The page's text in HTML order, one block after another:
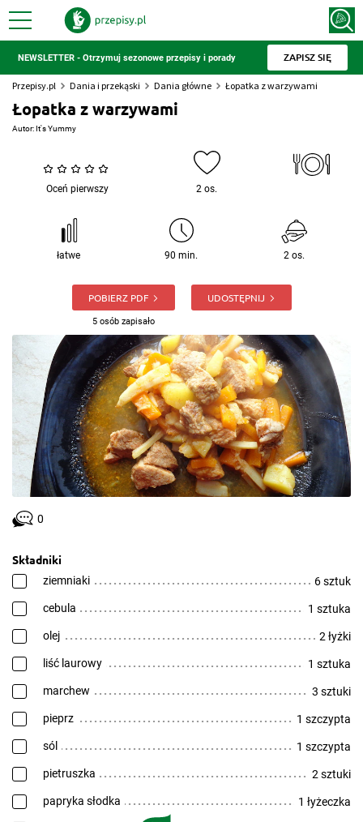
NEWSLETTER - Otrzymuj sezonowe przepisy i porady ZAPISZ SIĘ
Przepisy.pl Dania i przekąski Dania główne Łopatka z warzywami
Łopatka z warzywami
Autor:It's Yummy
Oceń pierwszy 2 os.
łatwe 90 min. 2 os.
POBIERZ PDF
5 osób zapisało
UDOSTĘPNIJ
0
Składniki
ziemniaki 6 sztuk
cebula 1 sztuka
olej 2 łyżki
liść laurowy 1 sztuka
marchew 3 sztuki
pieprz 1 szczypta
sól 1 szczypta
pietruszka 2 sztuki
papryka słodka 1 łyżeczka